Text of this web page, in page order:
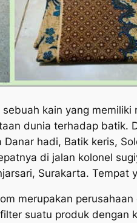
kain yang
dunia terhadap batik.
hadi, Batik keris,
di jalan kolonel
Surakarta.
merupakan
suatu produk dengan